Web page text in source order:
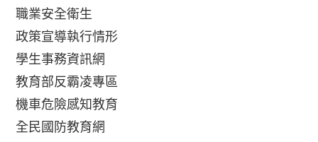
職業安全衛生
政策宣導執行情形
學生事務資訊網
教育部反霸凌專區
機車危險感知教育
全民國防教育網